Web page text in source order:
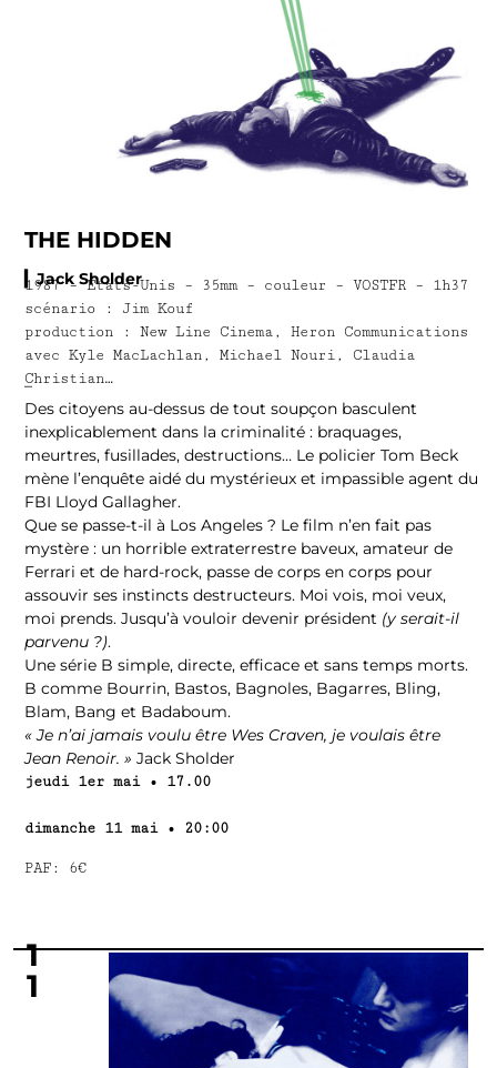
THE HIDDEN
▎Jack Sholder
1987 – États-Unis – 35mm – couleur – VOSTFR – 1h37
scénario : Jim Kouf
production : New Line Cinema, Heron Communications
avec Kyle MacLachlan, Michael Nouri, Claudia
Christian…
–
Des citoyens au-dessus de tout soupçon basculent
inexplicablement dans la criminalité : braquages,
meurtres, fusillades, destructions… Le policier Tom Beck
mène l’enquête aidé du mystérieux et impassible agent du
FBI Lloyd Gallagher.
Que se passe-t-il à Los Angeles ? Le film n’en fait pas
mystère : un horrible extraterrestre baveux, amateur de
Ferrari et de hard-rock, passe de corps en corps pour
assouvir ses instincts destructeurs. Moi vois, moi veux,
moi prends. Jusqu’à vouloir devenir président (y serait-il
parvenu ?).
Une série B simple, directe, efficace et sans temps morts.
B comme Bourrin, Bastos, Bagnoles, Bagarres, Bling,
Blam, Bang et Badaboum.
« Je n’ai jamais voulu être Wes Craven, je voulais être
Jean Renoir. » Jack Sholder
jeudi 1er mai • 17.00
dimanche 11 mai • 20:00
PAF: 6€
1
1